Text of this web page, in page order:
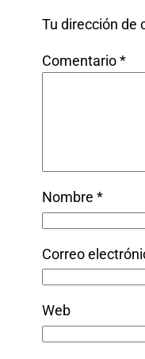
Tu dirección de
Comentario*
Nombre*
Correo
Web